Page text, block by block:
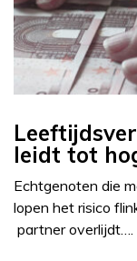
leidt tot
Echtgenoten die
lopen het risico
partner overlijdt….